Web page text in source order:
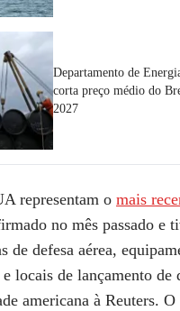
Departamento de
corta preço médio do
2027
representam o mais
no mês passado e
de defesa aérea,
locais de lançamento de
americana à Reuters.